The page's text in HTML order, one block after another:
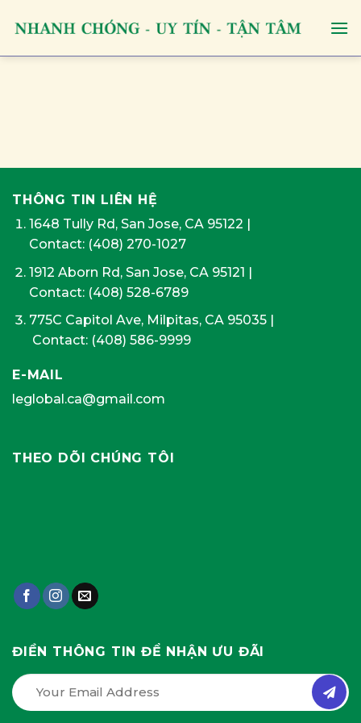
THÔNG TIN LIÊN HỆ
1648 Tully Rd, San Jose, CA 95122 |
Contact: (408) 270-1027
1912 Aborn Rd, San Jose, CA 95121 |
Contact: (408) 528-6789
775C Capitol Ave, Milpitas, CA 95035|
Contact: (408) 586-9999
E-MAIL
leglobal.ca@gmail.com
THEO DÕI CHÚNG TÔI
ĐIỀN THÔNG TIN ĐỂ NHẬN ƯU ĐÃI